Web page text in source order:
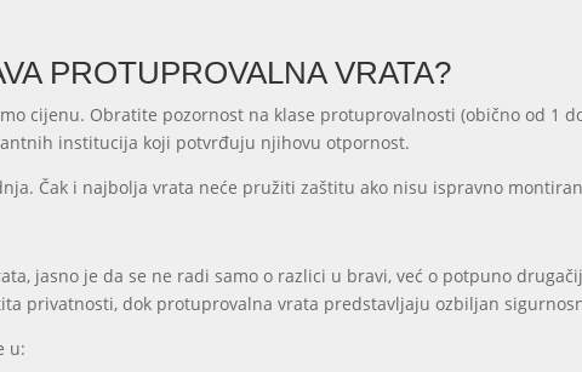
PROTUPROVALNA VRATA?
cijenu. Obratite pozornost na klase protuprovalnosti (obično od 1
institucija koji potvrđuju njihovu otpornost.
Čak i najbolja vrata neće pružiti zaštitu ako nisu ispravno
jasno je da se ne radi samo o razlici u bravi, već o potpuno
privatnosti, dok protuprovalna vrata predstavljaju ozbiljan
u: